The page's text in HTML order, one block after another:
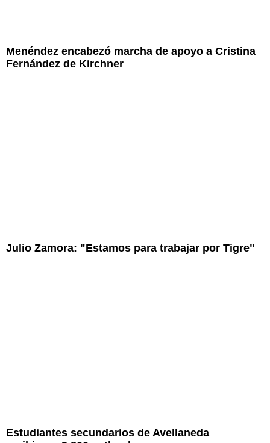
Menéndez encabezó marcha de apoyo a Cristina
Fernández de Kirchner
Julio Zamora: "Estamos para trabajar por Tigre"
Estudiantes secundarios de Avellaneda